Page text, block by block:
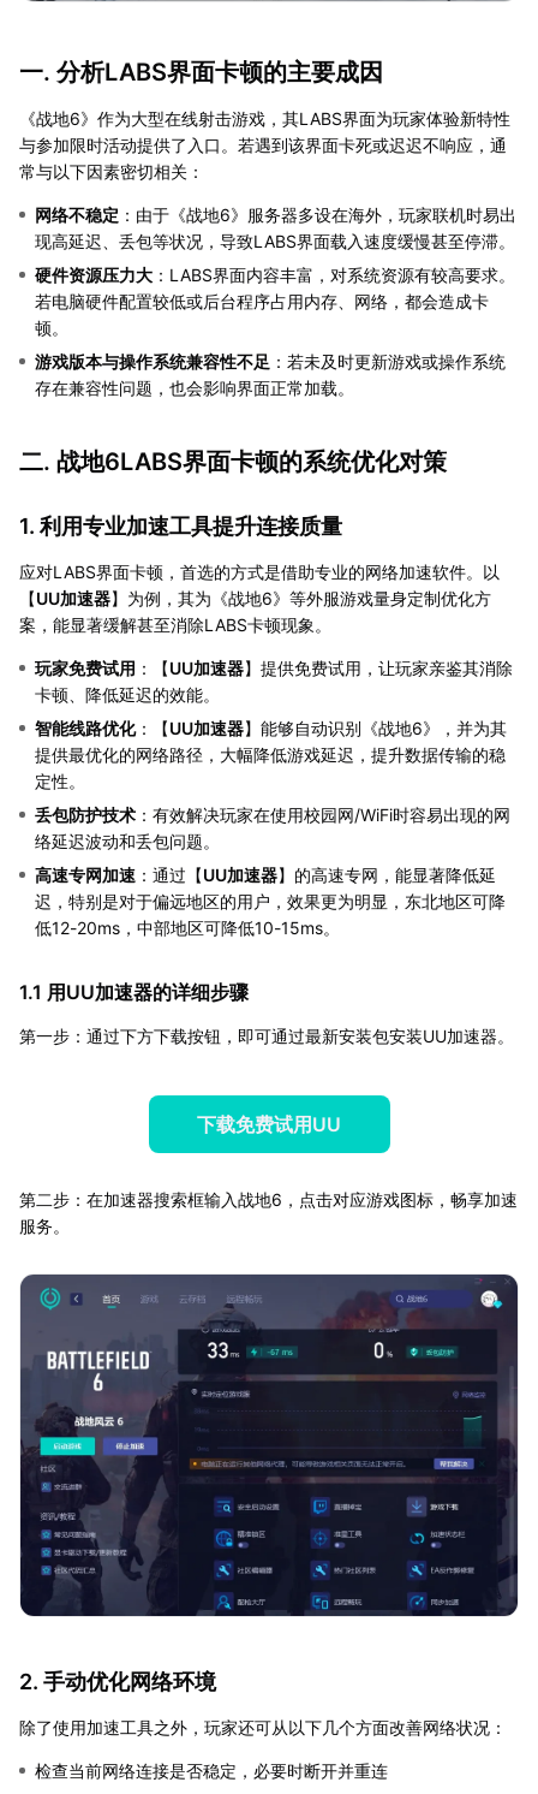
一. 分析LABS界面卡顿的主要成因
《战地6》作为大型在线射击游戏，其LABS界面为玩家体验新特性
与参加限时活动提供了入口。若遇到该界面卡死或迟迟不响应，通
常与以下因素密切相关：
网络不稳定 ：由于《战地6》服务器多设在海外，玩家联机时易出
现高延迟、丢包等状况，导致LABS界面载入速度缓慢甚至停滞。
硬件资源压力大 ：LABS界面内容丰富，对系统资源有较高要求。
若电脑硬件配置较低或后台程序占用内存、网络，都会造成卡
顿。
游戏版本与操作系统兼容性不足 ：若未及时更新游戏或操作系统
存在兼容性问题，也会影响界面正常加载。
二. 战地6LABS界面卡顿的系统优化对策
1. 利用专业加速工具提升连接质量
应对LABS界面卡顿，首选的方式是借助专业的网络加速软件。以
【UU加速器】为例，其为《战地6》等外服游戏量身定制优化方
案，能显著缓解甚至消除LABS卡顿现象。
玩家免费试用 ：【UU加速器】提供免费试用，让玩家亲鉴其消除
卡顿、降低延迟的效能。
智能线路优化：【UU加速器】能够自动识别《战地6》，并为其
提供最优化的网络路径，大幅降低游戏延迟，提升数据传输的稳
定性。
丢包防护技术 ：有效解决玩家在使用校园网/WiFi时容易出现的网
络延迟波动和丢包问题。
高速专网加速 ：通过【UU加速器】的高速专网，能显著降低延
迟，特别是对于偏远地区的用户，效果更为明显，东北地区可降
低12-20ms，中部地区可降低10-15ms。
1.1 用UU加速器的详细步骤
第一步：通过下方下载按钮，即可通过最新安装包安装UU加速器。
下载免费试用UU
第二步：在加速器搜索框输入战地6，点击对应游戏图标，畅享加速
服务。
2. 手动优化网络环境
除了使用加速工具之外，玩家还可从以下几个方面改善网络状况：
检查当前网络连接是否稳定，必要时断开并重连